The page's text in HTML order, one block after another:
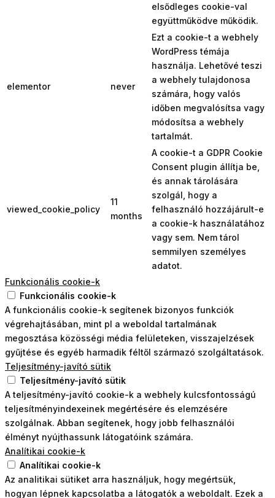
elsődleges cookie-val
együttműködve működik.
elementor never
Ezt a cookie-t a webhely
WordPress témája
használja. Lehetővé teszi
a webhely tulajdonosa
számára, hogy valós
időben megvalósítsa vagy
módosítsa a webhely
tartalmát.
viewed_cookie_policy
11
months
A cookie-t a GDPR Cookie
Consent plugin állítja be,
és annak tárolására
szolgál, hogy a
felhasználó hozzájárult-e
a cookie-k használatához
vagy sem. Nem tárol
semmilyen személyes
adatot.
Funkcionális cookie-k
Funkcionális cookie-k
A funkcionális cookie-k segítenek bizonyos funkciók
végrehajtásában, mint pl a weboldal tartalmának
megosztása közösségi média felületeken, visszajelzések
gyűjtése és egyéb harmadik féltől származó szolgáltatások.
Teljesítmény-javító sütik
Teljesítmény-javító sütik
A teljesítmény-javító cookie-k a webhely kulcsfontosságú
teljesítményindexeinek megértésére és elemzésére
szolgálnak. Abban segítenek, hogy jobb felhasználói
élményt nyújthassunk látogatóink számára.
Analítikai cookie-k
Analítikai cookie-k
Az analitikai sütiket arra használjuk, hogy megértsük,
hogyan lépnek kapcsolatba a látogatók a weboldalt. Ezek a